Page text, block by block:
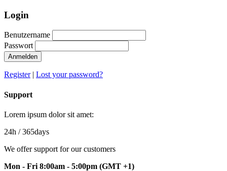
Login
Benutzername
Passwort
Anmelden
Register| Lost your password?
Support
Lorem ipsum dolor sit amet:
24h / 365days
We offer support for our customers
Mon - Fri 8:00am - 5:00pm (GMT +1)